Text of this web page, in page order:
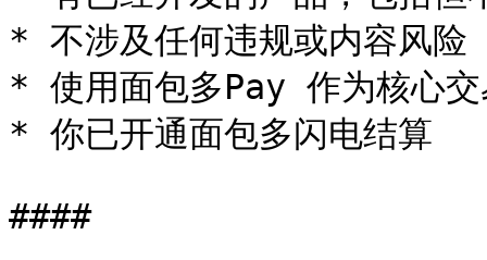
* 不涉及任何违规或内容风险
* 使用面包多Pay 作为核心交
* 你已开通面包多闪电结算
####